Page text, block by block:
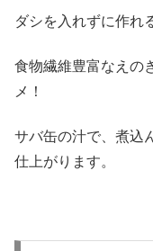
ダシを入れずに作れ
食物繊維豊富なえの
メ！
サバ缶の汁で、煮込
仕上がります。